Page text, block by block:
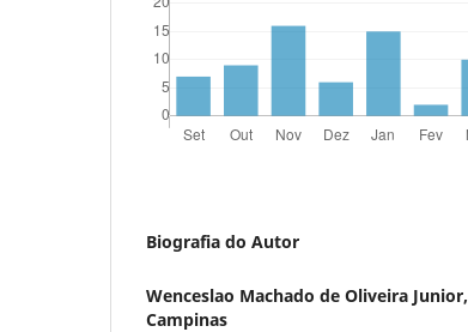
Biografia do Autor
Wenceslao Machado de Oliveira Junior,
Campinas